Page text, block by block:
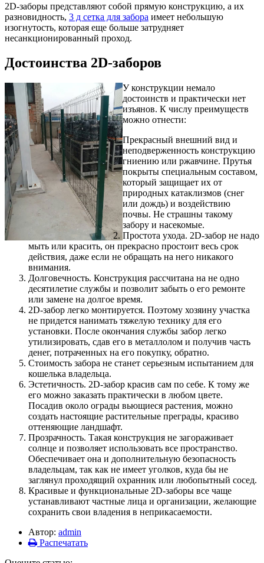
2D-заборы представляют собой прямую конструкцию, а их
разновидность, 3 д сетка для забора имеет небольшую
изогнутость, которая еще больше затрудняет
несанкционированный проход.
Достоинства 2D-заборов
У конструкции немало
достоинств и практически нет
изъянов. К числу преимуществ
можно отнести:
Прекрасный внешний вид и
неподверженность конструкцию
гниению или ржавчине. Прутья
покрыты специальным составом,
который защищает их от
природных катаклизмов (снег
или дождь) и воздействию
почвы. Не страшны такому
забору и насекомые.
Простота ухода. 2D-забор не надо
мыть или красить, он прекрасно простоит весь срок
действия, даже если не обращать на него никакого
внимания.
Долговечность. Конструкция рассчитана на не одно
десятилетие службы и позволит забыть о его ремонте
или замене на долгое время.
2D-забор легко монтируется. Поэтому хозяину участка
не придется нанимать тяжелую технику для его
установки. После окончания службы забор легко
утилизировать, сдав его в металлолом и получив часть
денег, потраченных на его покупку, обратно.
Стоимость забора не станет серьезным испытанием для
кошелька владельца.
Эстетичность. 2D-забор красив сам по себе. К тому же
его можно заказать практически в любом цвете.
Посадив около ограды вьющиеся растения, можно
создать настоящие растительные преграды, красиво
оттеняющие ландшафт.
Прозрачность. Такая конструкция не загораживает
солнце и позволяет использовать все пространство.
Обеспечивает она и дополнительную безопасность
владельцам, так как не имеет уголков, куда бы не
заглянул проходящий охранник или любопытный сосед.
Красивые и функциональные 2D-заборы все чаще
устанавливают частные лица и организации, желающие
сохранить свои владения в неприкасаемости.
Автор: admin
Распечатать